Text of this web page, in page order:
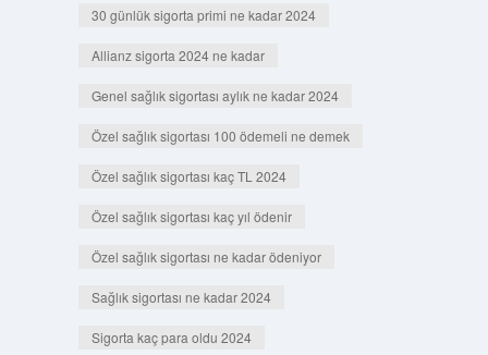
30 günlük sigorta primi ne kadar 2024
Allianz sigorta 2024 ne kadar
Genel sağlık sigortası aylık ne kadar 2024
Özel sağlık sigortası 100 ödemeli ne demek
Özel sağlık sigortası kaç TL 2024
Özel sağlık sigortası kaç yıl ödenir
Özel sağlık sigortası ne kadar ödeniyor
Sağlık sigortası ne kadar 2024
Sigorta kaç para oldu 2024